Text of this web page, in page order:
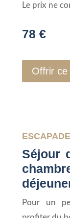
Le prix ne
78 €
Offrir ce
Séjour
Pour un